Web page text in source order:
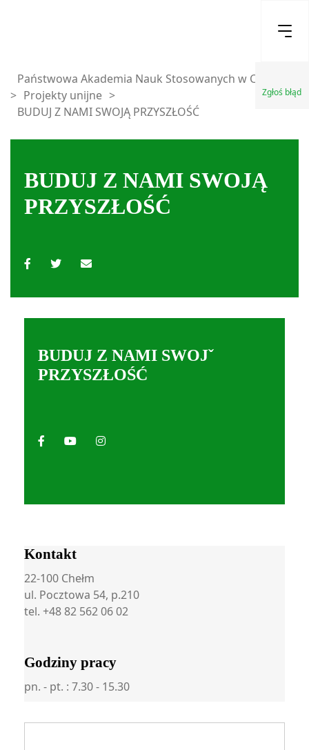
Zgłoś błąd
Państwowa Akademia Nauk Stosowanych w Chełmie
> Projekty unijne >
BUDUJ Z NAMI SWOJĄ PRZYSZŁOŚĆ
BUDUJ Z NAMI SWOJĄ
PRZYSZŁOŚĆ
BUDUJ Z NAMI SWOJˇ
PRZYSZŁOŚĆ
Kontakt
22-100 Chełm
ul. Pocztowa 54, p.210
tel. +48 82 562 06 02
Godziny pracy
pn. - pt. : 7.30 - 15.30